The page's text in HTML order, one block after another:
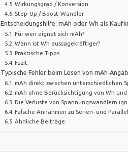
Wirkungsgrad / Konversion
Step‑Up / Boost‑Wandler
Entscheidungshilfe: mAh oder Wh als
Für wen eignet sich mAh?
Wann ist Wh aussagekräftiger?
Praktische Tipps
Fazit
Typische Fehler beim Lesen von
mAh direkt zwischen unterschiedlichen
mAh ohne Berücksichtigung von Wh
Die Verluste von Spannungswandlern
Falsche Annahmen zu Serien- und
Ähnliche Beiträge: